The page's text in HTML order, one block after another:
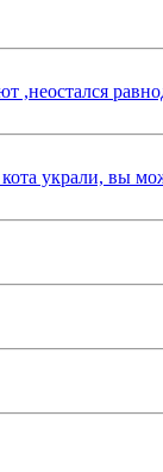
,неостался
украли, вы